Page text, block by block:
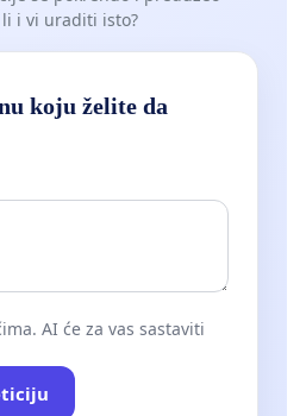
i vi uraditi isto?
koju želite da
AI će za vas sastaviti